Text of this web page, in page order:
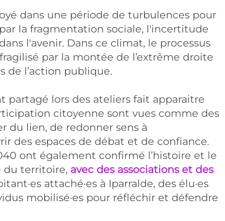
dans une période de turbulences pour
la fragmentation sociale, l'incertitude
l'avenir. Dans ce climat, le processus
par la montée de l’extrême droite
de l’action publique.
partagé lors des ateliers fait apparaitre
citoyenne sont vues comme des
du lien, de redonner sens à
des espaces de débat et de confiance.
ont également confirmé l’histoire et le
du territoire, avec des associations et des
attaché·es à Iparralde, des élu·es
mobilisé·es pour réfléchir et défendre